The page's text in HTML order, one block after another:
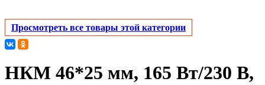
Просмотреть все товары этой категории
НКМ 46*25 мм, 165 Вт/230 В,